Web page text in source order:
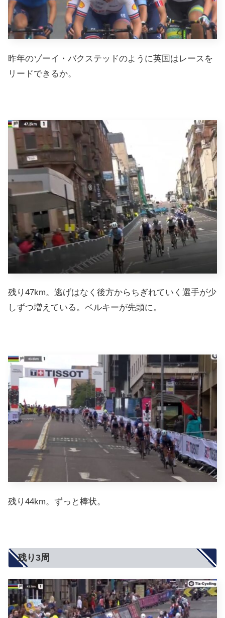
昨年のゾーイ・バクステッドのように英国はレースを
リードできるか。
残り47km。逃げはなく後方からちぎれていく選手が少
しずつ増えている。ベルキーが先頭に。
残り44km。ずっと棒状。
残り3周